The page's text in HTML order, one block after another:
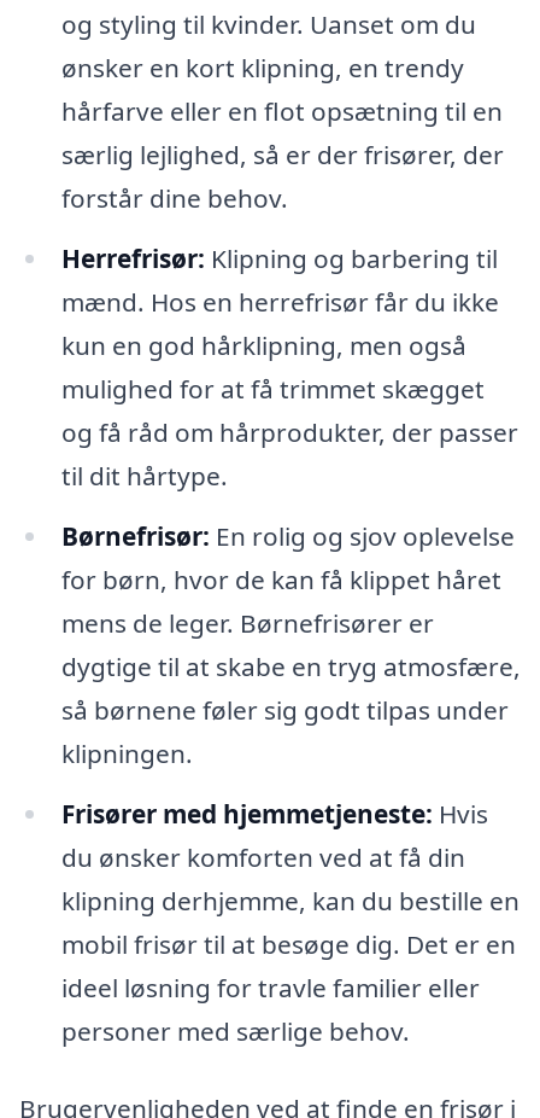
og styling til kvinder. Uanset om du
ønsker en kort klipning, en trendy
hårfarve eller en flot opsætning til en
særlig lejlighed, så er der frisører, der
forstår dine behov.
Herrefrisør: Klipning og barbering til
mænd. Hos en herrefrisør får du ikke
kun en god hårklipning, men også
mulighed for at få trimmet skægget
og få råd om hårprodukter, der passer
til dit hårtype.
Børnefrisør: En rolig og sjov oplevelse
for børn, hvor de kan få klippet håret
mens de leger. Børnefrisører er
dygtige til at skabe en tryg atmosfære,
så børnene føler sig godt tilpas under
klipningen.
Frisører med hjemmetjeneste: Hvis
du ønsker komforten ved at få din
klipning derhjemme, kan du bestille en
mobil frisør til at besøge dig. Det er en
ideel løsning for travle familier eller
personer med særlige behov.
Brugervenligheden ved at finde en frisør i